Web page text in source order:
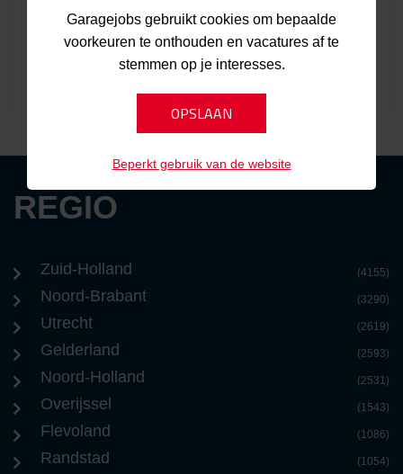
Laatst bijgewerkt: Bekijk kandidaat
REGIO
Zuid-Holland (4155)
Noord-Brabant (3290)
Utrecht (2619)
Gelderland (2593)
Noord-Holland (2531)
Overijssel (1543)
Flevoland (1086)
Randstad (1054)
Garagejobs gebruikt cookies om bepaalde
voorkeuren te onthouden en vacatures af te
stemmen op je interesses.
Beperkt gebruik van de website